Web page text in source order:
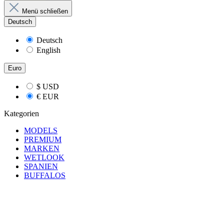
Menü schließen
Deutsch
Deutsch
English
Euro
$ USD
€ EUR
Kategorien
MODELS
PREMIUM
MARKEN
WETLOOK
SPANIEN
BUFFALOS